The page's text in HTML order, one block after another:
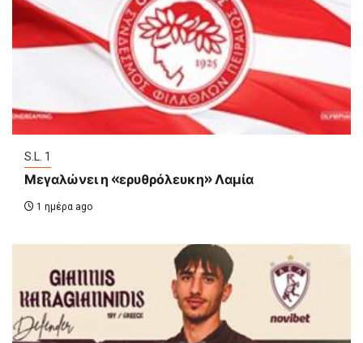
S.L. 1
Μεγαλώνει η «ερυθρόλευκη» Λαμία
1 ημέρα ago